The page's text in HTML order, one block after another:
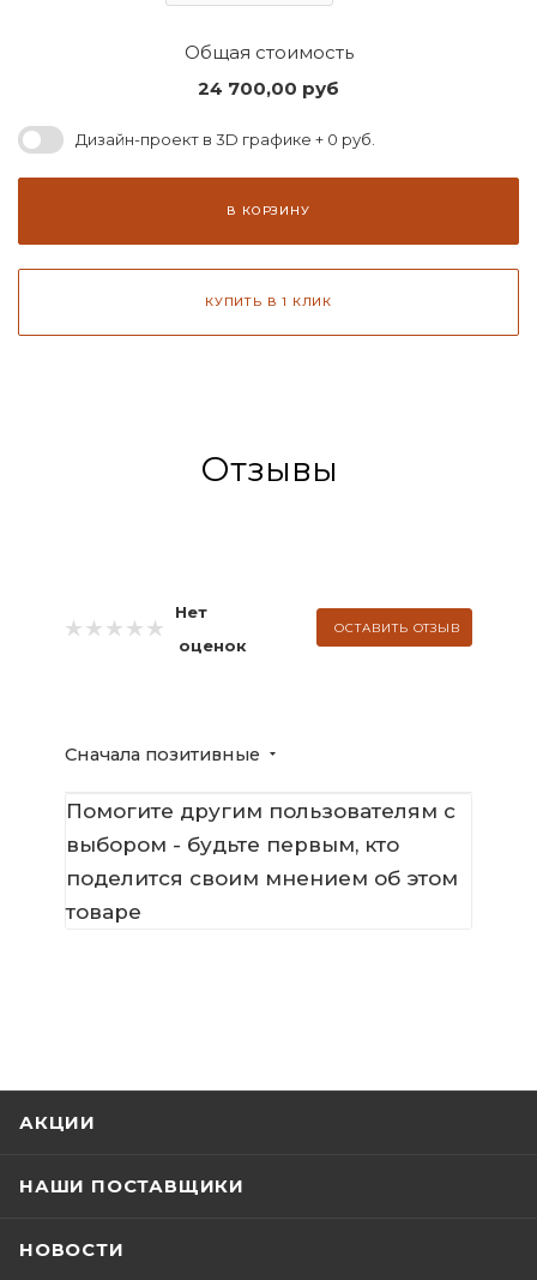
Общая стоимость
24 700,00 руб
Дизайн-проект в 3D графике + 0 руб.
В КОРЗИНУ
КУПИТЬ В 1 КЛИК
Отзывы
Нет
оценок
ОСТАВИТЬ ОТЗЫВ
Сначала позитивные
Помогите другим пользователям с
выбором - будьте первым, кто
поделится своим мнением об этом
товаре
АКЦИИ
НАШИ ПОСТАВЩИКИ
НОВОСТИ